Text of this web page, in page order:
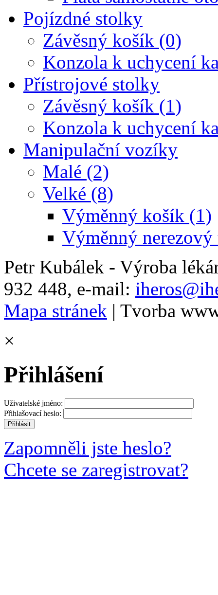
Pojízdné stolky
Závěsný košík (0)
Konzola k uchycení
Přístrojové stolky
Závěsný košík (1)
Konzola k uchycení
Manipulační vozíky
Malé (2)
Velké (8)
Výměnný košík (1)
Výměnný nerezový
Petr Kubálek - Výroba
932 448, e-mail:
Mapa stránek | Tvorba
×
Přihlášení
Uživatelské jméno:
Přihlašovací heslo:
Zapomněli jste heslo?
Chcete se zaregistrovat?